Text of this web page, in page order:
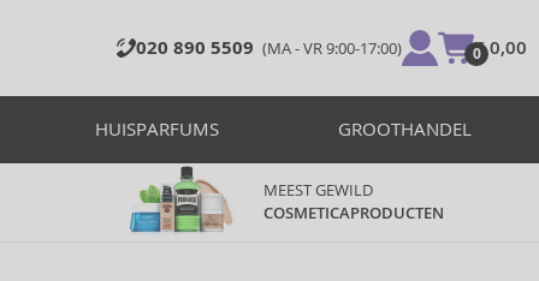
020 890 5509 (MA - VR 9:00-17:00) 0
€ 0,00
HUISPARFUMS GROOTHANDEL
MEEST GEWILD
COSMETICAPRODUCTEN